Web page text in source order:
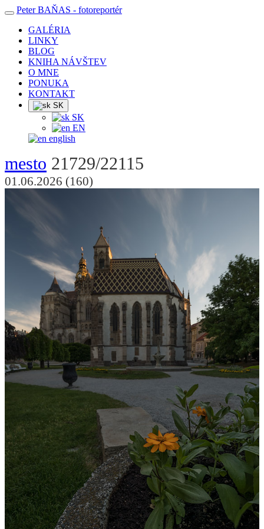
Peter BAŇAS - fotoreportér
GALÉRIA
LINKY
BLOG
KNIHA NÁVŠTEV
O MNE
PONUKA
KONTAKT
SK
SK
EN
english
mesto 21729/22115
01.06.2026 (160)